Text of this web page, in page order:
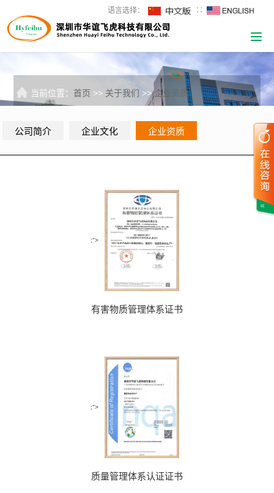
语言选择： ∷
当前位置：首页 >> 关于我们 >>企业资质
公司简介 企业文化 企业资质
;">
有害物质管理体系证书
;">
质量管理体系认证证书